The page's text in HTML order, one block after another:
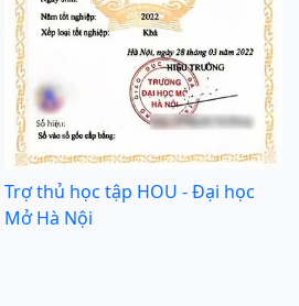
Trợ thủ học tập HOU - Đại học
Mở Hà Nội